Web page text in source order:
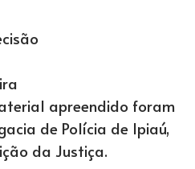
apreendido foram
de Polícia de Ipiaú,
da Justiça.